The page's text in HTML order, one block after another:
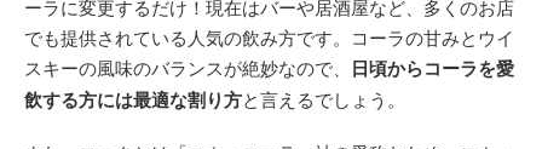
ーラに変更するだけ！現在はバーや居酒屋など、多くのお店
でも提供されている人気の飲み方です。コーラの甘みとウイ
スキーの風味のバランスが絶妙なので、 日頃からコーラを愛
飲する方には最適な割り方と言えるでしょう。